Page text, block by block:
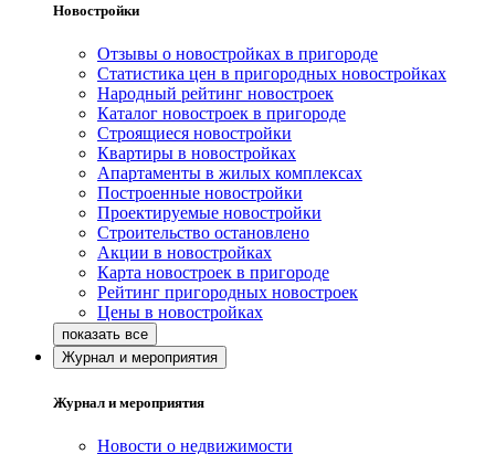
Новостройки
Отзывы о новостройках в пригороде
Статистика цен в пригородных новостройках
Народный рейтинг новостроек
Каталог новостроек в пригороде
Строящиеся новостройки
Квартиры в новостройках
Апартаменты в жилых комплексах
Построенные новостройки
Проектируемые новостройки
Строительство остановлено
Акции в новостройках
Карта новостроек в пригороде
Рейтинг пригородных новостроек
Цены в новостройках
Журнал и мероприятия
Журнал и мероприятия
Новости о недвижимости